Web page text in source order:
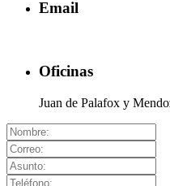
Email
Oficinas
Juan de Palafox y